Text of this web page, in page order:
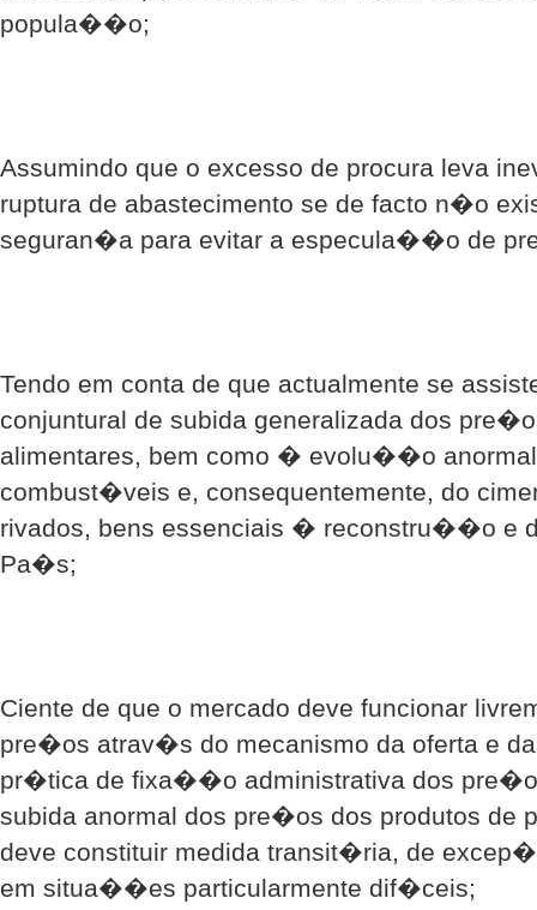
popula��o;
Assumindo que o excesso de procura leva
ruptura de abastecimento se de facto n�o
seguran�a para evitar a especula��o de
Tendo em conta de que actualmente se
conjuntural de subida generalizada dos
alimentares, bem como � evolu��o
combust�veis e, consequentemente, do
rivados, bens essenciais � reconstru��o e
Pa�s;
Ciente de que o mercado deve funcionar
pre�os atrav�s do mecanismo da oferta e
pr�tica de fixa��o administrativa dos
subida anormal dos pre�os dos produtos de
deve constituir medida transit�ria, de
em situa��es particularmente dif�ceis;